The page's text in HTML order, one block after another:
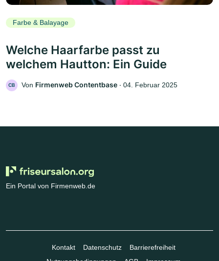
Farbe & Balayage
Welche Haarfarbe passt zu
welchem Hautton: Ein Guide
CB Von Firmenweb Contentbase ‧ 04. Februar 2025
Ein Portal von Firmenweb.de
Kontakt Datenschutz
Barrierefreiheit